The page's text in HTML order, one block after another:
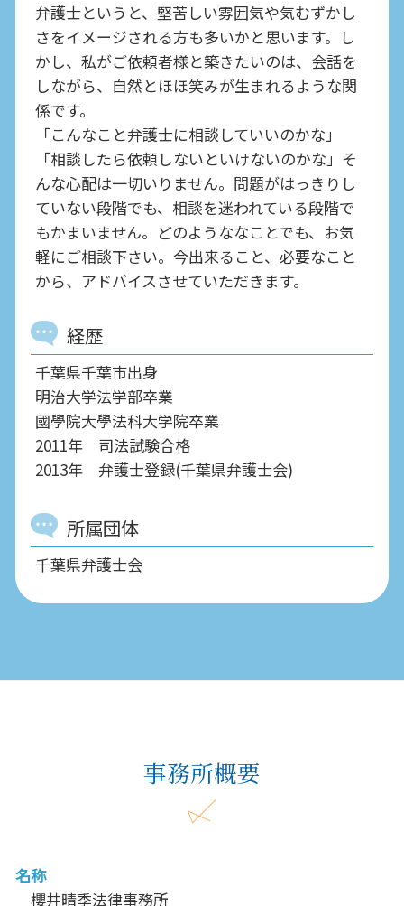
弁護士というと、堅苦しい雰囲気や気むずかし
さをイメージされる方も多いかと思います。し
かし、私がご依頼者様と築きたいのは、会話を
しながら、自然とほほ笑みが生まれるような関
係です。
「こんなこと弁護士に相談していいのかな」
「相談したら依頼しないといけないのかな」そ
んな心配は一切いりません。問題がはっきりし
ていない段階でも、相談を迷われている段階で
もかまいません。どのようななことでも、お気
軽にご相談下さい。今出来ること、必要なこと
から、アドバイスさせていただきます。
経歴
千葉県千葉市出身
明治大学法学部卒業
國學院大學法科大学院卒業
2011年 司法試験合格
2013年 弁護士登録(千葉県弁護士会)
所属団体
千葉県弁護士会
事務所概要
名称
櫻井晴季法律事務所